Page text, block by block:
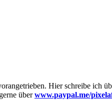
Hier schreibe ich
überwww.paypal.me/